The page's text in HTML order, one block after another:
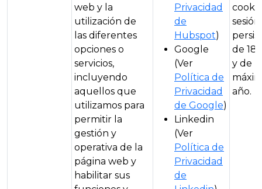
web y la
utilización de
las diferentes
opciones o
servicios,
incluyendo
aquellos que
utilizamos para
permitir la
gestión y
operativa de la
página web y
habilitar sus
Privacidad
de
Hubspot)
Google
(Ver
Política de
Privacidad
de Google)
Linkedin
(Ver
Política de
Privacidad
de
sesión,
de
y de
año.